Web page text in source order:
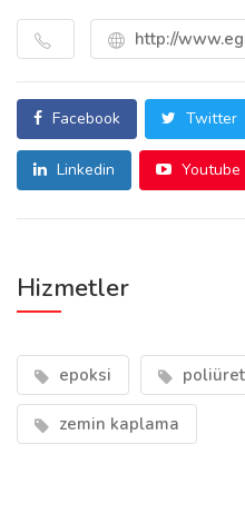
http://
Facebook Twitter
Linkedin Youtube
Hizmetler
epoksi
zemin kaplama